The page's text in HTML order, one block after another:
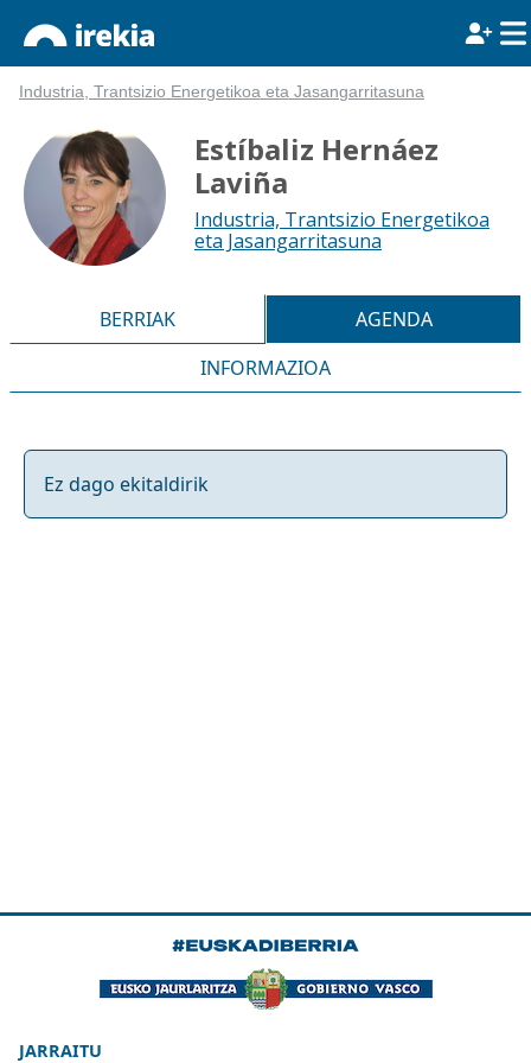
Industria, Trantsizio Energetikoa eta Jasangarritasuna
Estíbaliz Hernáez
Laviña
Industria, Trantsizio Energetikoa
eta Jasangarritasuna
BERRIAK
AGENDA
INFORMAZIOA
Ez dago ekitaldirik
JARRAITU